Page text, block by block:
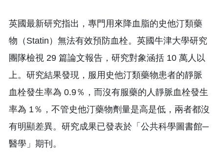
英國最新研究指出，專門用來降血脂的史他汀類藥
物（Statin）無法有效預防血栓。英國牛津大學研究
團隊檢視 29 篇論文報告，研究對象涵括 10 萬人以
上。研究結果發現，服用史他汀類藥物患者的靜脈
血栓發生率為 0.9％，而沒有服藥的人靜脈血栓發生
率為 1％，不管史他汀藥物劑量是高是低，兩者都沒
有明顯差異。研究成果已發表於「公共科學圖書館─
醫學」期刊。